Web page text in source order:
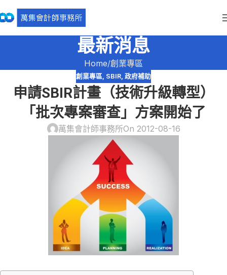
最新消息
Home 創業專區
創業專區, SBIR, 政府補助
申請SBIR計畫（技術升級轉型）
「批次專案審查」方案開始了
萬集會計師事務所On 2012-08-16